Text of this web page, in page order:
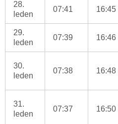
28.
leden
07:41 16:45
29.
leden
07:39 16:46
30.
leden
07:38 16:48
31.
leden
07:37 16:50